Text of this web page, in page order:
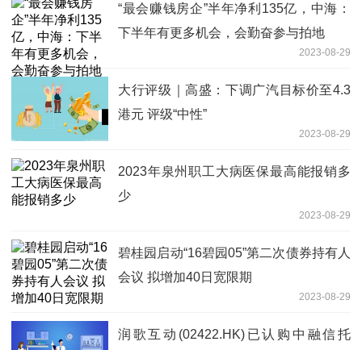
“最会赚钱房企”半年净利135亿，中海：
下半年有更多机会，会勤奋参与拍地
2023-08-29
大行评级｜高盛：下调广汽目标价至4.3
港元 评级“中性”
2023-08-29
2023年泉州职工大病医保最高能报销多
少
2023-08-29
碧桂园启动“16碧园05”第二次债券持有人
会议 拟增加40日宽限期
2023-08-29
润歌互动(02422.HK)已认购中融信托